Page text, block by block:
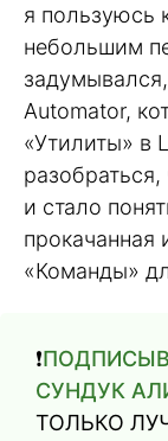
я пользуюсь
небольшим
Automator,
«Утилиты» в
и стало
прокачанная
«Команды»
❗️
СУНДУК
ТОЛЬКО